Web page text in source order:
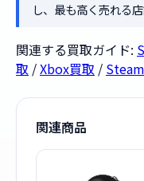
し、最も高く売れる
関連する買取ガイド:
取 /Xbox買取 /
関連商品